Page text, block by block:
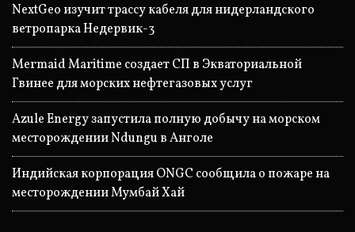
NextGeo изучит трассу кабеля для нидерландского
ветропарка Недервик-3
Mermaid Maritime создает СП в Экваториальной
Гвинее для морских нефтегазовых услуг
Azule Energy запустила полную добычу на морском
месторождении Ndungu в Анголе
Индийская корпорация ONGC сообщила о пожаре на
месторождении Мумбай Хай